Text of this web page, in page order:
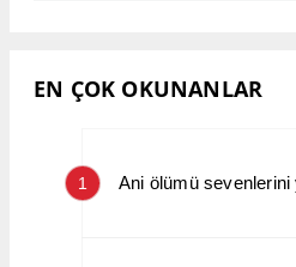
EN ÇOK OKUNANLAR
1 Ani ölümü sevenlerini